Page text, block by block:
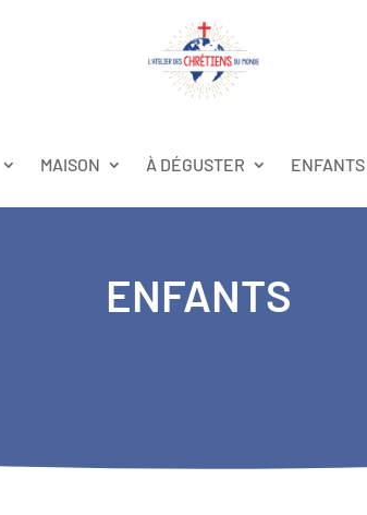
MAISON À DÉGUSTER ENFANTS
ENFANTS